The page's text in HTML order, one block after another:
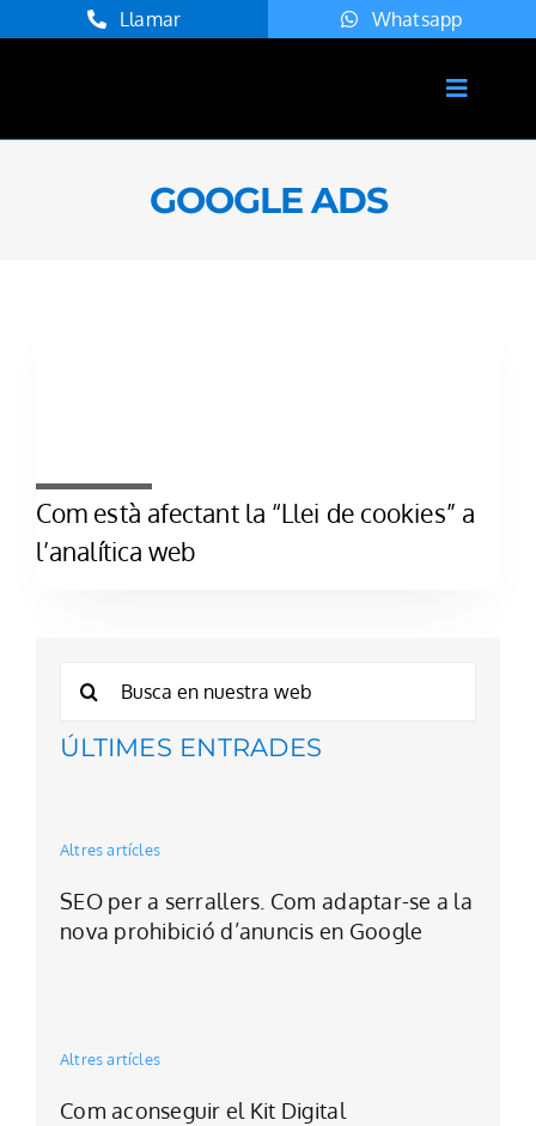
to
Llamar Whatsapp
Toggle
Serveis
GOOGLE ADS
Com està afectant la “Llei de cookies” a
l’analítica web
ÚLTIMES ENTRADES
Altres artícles
SEO per a serrallers. Com adaptar-se a la
nova prohibició d’anuncis en Google
Altres artícles
Com aconseguir el Kit Digital